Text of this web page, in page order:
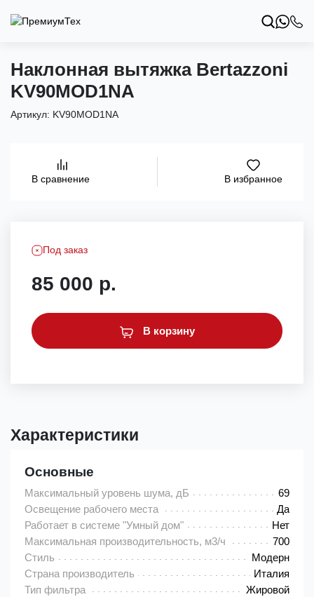
Наклонная вытяжка Bertazzoni
KV90MOD1NA
Артикул: KV90MOD1NA
В сравнение В избранное
Под заказ
85 000 р.
В корзину
Характеристики
Основные
Максимальный уровень шума, дБ
69
Освещение рабочего места
Да
Работает в системе "Умный дом"
Нет
Максимальная производительность, м3/ч
700
Стиль
Модерн
Страна производитель
Италия
Тип фильтра
Жировой